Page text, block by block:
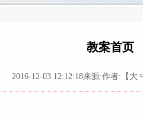
教案首页
2016-12-03 12:12:18来源:作者: 【 大